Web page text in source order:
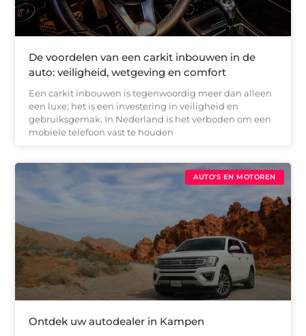
De voordelen van een carkit inbouwen in de
auto: veiligheid, wetgeving en comfort
Een carkit inbouwen is tegenwoordig meer dan alleen
een luxe; het is een investering in veiligheid en
gebruiksgemak. In Nederland is het verboden om een
mobiele telefoon vast te houden
AUTO'S EN MOTOREN
Ontdek uw autodealer in Kampen